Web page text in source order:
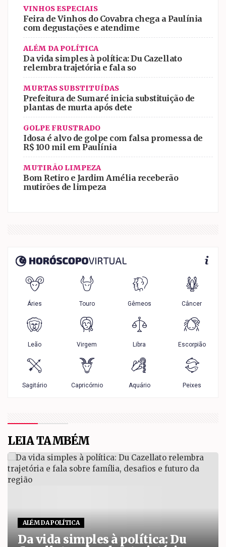
VINHOS ESPECIAIS
Feira de Vinhos do Covabra chega a Paulínia
com degustações e atendime
ALÉM DA POLÍTICA
Da vida simples à política: Du Cazellato
relembra trajetória e fala so
MURTAS SUBSTITUÍDAS
Prefeitura de Sumaré inicia substituição de
plantas de murta após dete
GOLPE FRUSTRADO
Idosa é alvo de golpe com falsa promessa de
R$ 100 mil em Paulínia
MUTIRÃO LIMPEZA
Bom Retiro e Jardim Amélia receberão
mutirões de limpeza
LEIA TAMBÉM
ALÉM DA POLÍTICA
Da vida simples à política: Du